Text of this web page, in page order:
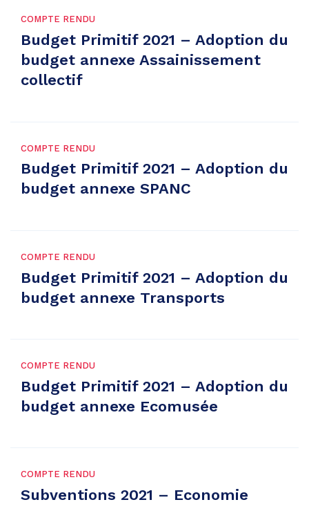
COMPTE RENDU
Budget Primitif 2021 – Adoption du
budget annexe Assainissement
collectif
COMPTE RENDU
Budget Primitif 2021 – Adoption du
budget annexe SPANC
COMPTE RENDU
Budget Primitif 2021 – Adoption du
budget annexe Transports
COMPTE RENDU
Budget Primitif 2021 – Adoption du
budget annexe Ecomusée
COMPTE RENDU
Subventions 2021 – Economie